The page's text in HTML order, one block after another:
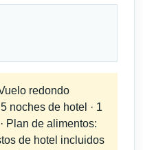
redondo
noches de hotel · 1
Plan de alimentos:
de hotel incluidos